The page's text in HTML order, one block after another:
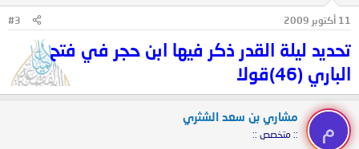
11 أكتوبر 2009 #3
تحديد ليلة القدر ذكر فيها ابن حجر في فتح
الباري (46)قولا
م
مشاري بن سعد الشثري
:: متخصص ::